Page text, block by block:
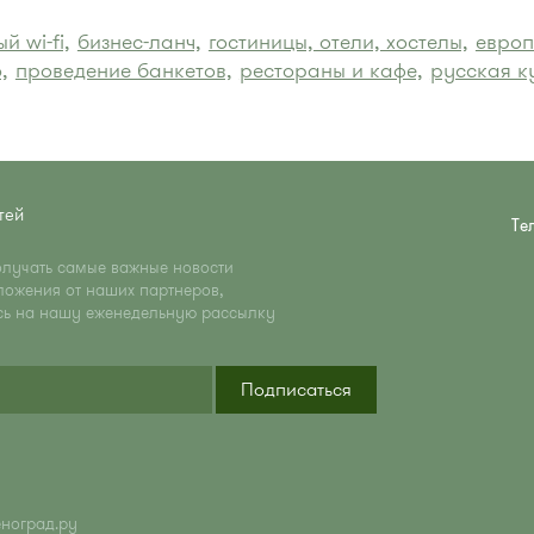
wi-fi, бизнес-ланч, гостиницы, отели, хостелы,
проведение банкетов, рестораны и кафе, русская
самые важные новости
от наших партнеров,
на нашу еженедельную рассылку
Подписаться